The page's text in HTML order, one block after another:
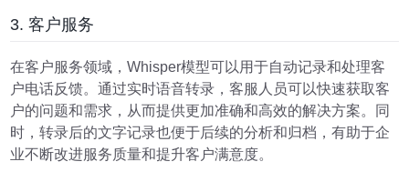
3. 客户服务
在客户服务领域，Whisper模型可以用于自动记录和处理客
户电话反馈。通过实时语音转录，客服人员可以快速获取客
户的问题和需求，从而提供更加准确和高效的解决方案。同
时，转录后的文字记录也便于后续的分析和归档，有助于企
业不断改进服务质量和提升客户满意度。